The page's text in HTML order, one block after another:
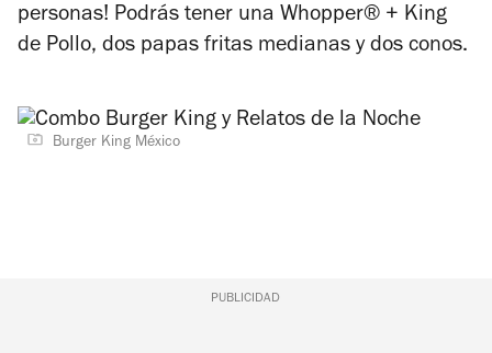
personas! Podrás tener una Whopper® + King
de Pollo, dos papas fritas medianas y dos conos.
Burger King México
PUBLICIDAD